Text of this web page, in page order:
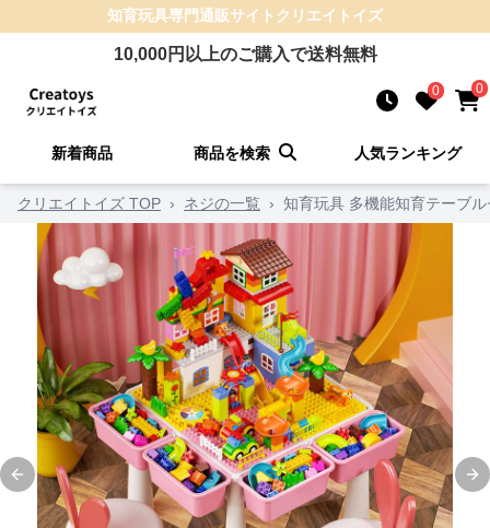
知育玩具専門通販サイト クリエイトイズ
10,000円以上のご購入で送料無料
0 0
新着商品 商品を検索 人気ランキング
クリエイトイズ TOP › ネジの一覧 › 知育玩具 多機能知育テーブ
Previous slide